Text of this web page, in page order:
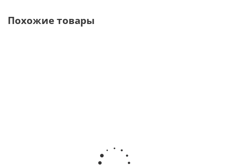
Похожие товары
MELAtherm
10 Мойка-